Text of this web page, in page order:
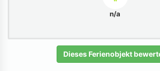
n/a
Dieses Ferienobjekt